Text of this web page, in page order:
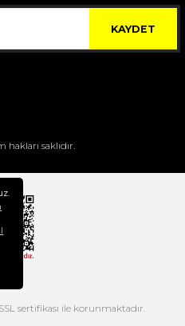
Vizon
KAYDET
hakları saklıdır.
sertifikası ile korunmaktadır.